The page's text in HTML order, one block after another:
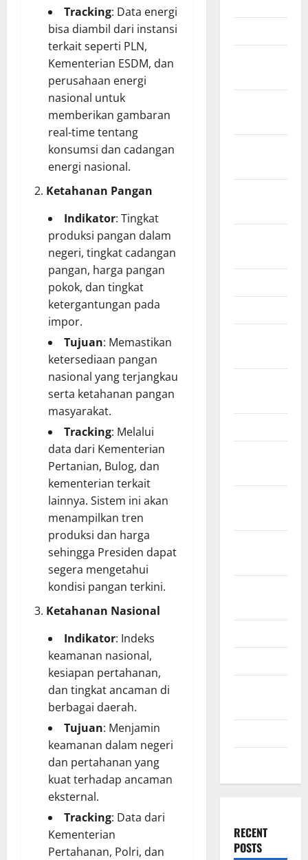
Tracking: Data energi
bisa diambil dari instansi
terkait seperti PLN,
Kementerian ESDM, dan
perusahaan energi
nasional untuk
memberikan gambaran
real-time tentang
konsumsi dan cadangan
energi nasional.
Ketahanan Pangan
Indikator: Tingkat
produksi pangan dalam
negeri, tingkat cadangan
pangan, harga pangan
pokok, dan tingkat
ketergantungan pada
impor.
Tujuan: Memastikan
ketersediaan pangan
nasional yang terjangkau
serta ketahanan pangan
masyarakat.
Tracking: Melalui
data dari Kementerian
Pertanian, Bulog, dan
kementerian terkait
lainnya. Sistem ini akan
menampilkan tren
produksi dan harga
sehingga Presiden dapat
segera mengetahui
kondisi pangan terkini.
Ketahanan Nasional
Indikator: Indeks
keamanan nasional,
kesiapan pertahanan,
dan tingkat ancaman di
berbagai daerah.
Tujuan: Menjamin
keamanan dalam negeri
dan pertahanan yang
kuat terhadap ancaman
eksternal.
Tracking: Data dari
Kementerian
Pertahanan, Polri, dan
RECENT
POSTS